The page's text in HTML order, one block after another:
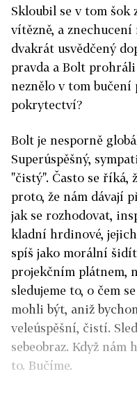
Skloubil se v tom šok
vítězně, a
dvakrát usvědčený
pravda a Bolt prohráli
neznělo v tom
pokrytectví?
Bolt je nesporně
Superúspěšný,
"čistý". Často se říká,
proto, že nám dávají
jak se rozhodovat,
kladní hrdinové,
spíš jako morální
projekčním plátnem,
sledujeme to, o čem
mohli být, aniž
veleúspěšní, čistí.
sebeobraz. Když nám
to. Bučíme.